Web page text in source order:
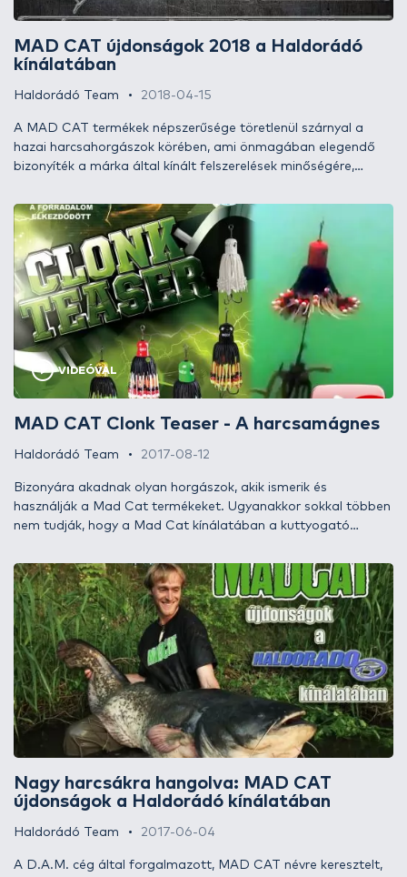
MAD CAT újdonságok 2018 a Haldorádó
kínálatában
Haldorádó Team 2018-04-15
A MAD CAT termékek népszerűsége töretlenül szárnyal a
hazai harcsahorgászok körében, ami önmagában elegendő
bizonyíték a márka által kínált felszerelések minőségére,
szerelmeseinek, hogy újabb izgalmas újdonságukkal
bővítettük kínálatunkat, tekintsétek meg, mivel készültünk a
2018-as szezonindításra!
VIDEÓVAL
MAD CAT Clonk Teaser - A harcsamágnes
Haldorádó Team 2017-08-12
Bizonyára akadnak olyan horgászok, akik ismerik és
használják a Mad Cat termékeket. Ugyanakkor sokkal többen
nem tudják, hogy a Mad Cat kínálatában a kuttyogató
külföldön azonban rendkívül eredményesen alkalmazott
felszereléseket találunk. Ebben az írásban egy olyan műcsalit
mutatunk be, mely első használat után a harcsahorgászok
kedvence lehet! Ismerd meg közelebbről a Clonk Teasert!
Nagy harcsákra hangolva: MAD CAT
újdonságok a Haldorádó kínálatában
Haldorádó Team 2017-06-04
A D.A.M. cég által forgalmazott, MAD CAT névre keresztelt,